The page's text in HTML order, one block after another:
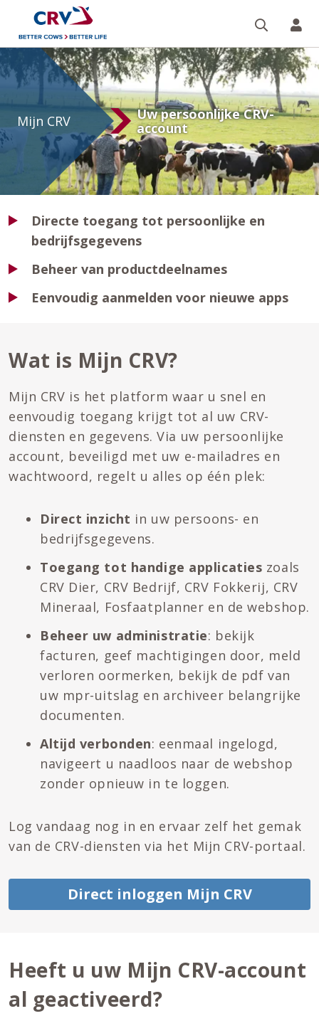
Mijn
CRV
Mijn CRV
Uw persoonlijke CRV-
account
Directe toegang tot persoonlijke en
bedrijfsgegevens
Beheer van productdeelnames
Eenvoudig aanmelden voor nieuwe apps
Wat is Mijn CRV?
Mijn CRV is het platform waar u snel en
eenvoudig toegang krijgt tot al uw CRV-
diensten en gegevens. Via uw persoonlijke
account, beveiligd met uw e-mailadres en
wachtwoord, regelt u alles op één plek:
Direct inzicht in uw persoons- en
bedrijfsgegevens.
Toegang tot handige applicaties zoals
CRV Dier, CRV Bedrijf, CRV Fokkerij, CRV
Mineraal, Fosfaatplanner en de webshop.
Beheer uw administratie: bekijk
facturen, geef machtigingen door, meld
verloren oormerken, bekijk de pdf van
uw mpr-uitslag en archiveer belangrijke
documenten.
Altijd verbonden: eenmaal ingelogd,
navigeert u naadloos naar de webshop
zonder opnieuw in te loggen.
Log vandaag nog in en ervaar zelf het gemak
van de CRV-diensten via het Mijn CRV-portaal.
Direct inloggen Mijn CRV
Heeft u uw Mijn CRV-account
al geactiveerd?